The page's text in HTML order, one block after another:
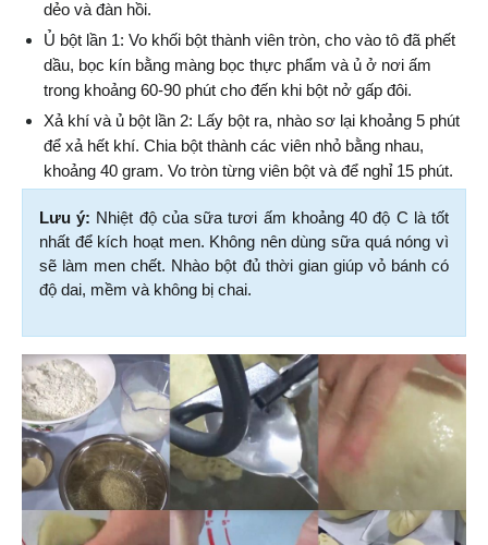
dẻo và đàn hồi.
Ủ bột lần 1: Vo khối bột thành viên tròn, cho vào tô đã phết
dầu, bọc kín bằng màng bọc thực phẩm và ủ ở nơi ấm
trong khoảng 60-90 phút cho đến khi bột nở gấp đôi.
Xả khí và ủ bột lần 2: Lấy bột ra, nhào sơ lại khoảng 5 phút
để xả hết khí. Chia bột thành các viên nhỏ bằng nhau,
khoảng 40 gram. Vo tròn từng viên bột và để nghỉ 15 phút.
Lưu ý: Nhiệt độ của sữa tươi ấm khoảng 40 độ C là tốt
nhất để kích hoạt men. Không nên dùng sữa quá nóng vì
sẽ làm men chết. Nhào bột đủ thời gian giúp vỏ bánh có
độ dai, mềm và không bị chai.